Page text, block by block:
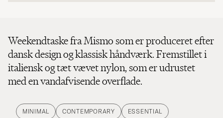
Weekendtaske fra Mismo som er produceret efter
dansk design og klassisk håndværk. Fremstillet i
italiensk og tæt vævet nylon, som er udrustet
med en vandafvisende overflade.
MINIMAL CONTEMPORARY ESSENTIAL